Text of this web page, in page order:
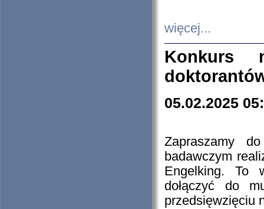
więcej...
Konkurs
05.02.2025
Zapraszamy
badawczym
Engelking. To
dołączyć do
przedsięwzięciu